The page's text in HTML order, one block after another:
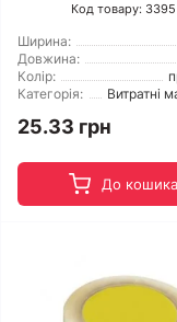
Код товару: 3395
Ширина:
Довжина:
Колір:
Категорія:
Витратні
25.33 грн
До кошика